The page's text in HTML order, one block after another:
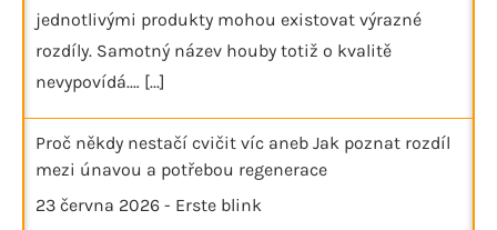
jednotlivými produkty mohou existovat výrazné
rozdíly. Samotný název houby totiž o kvalitě
nevypovídá.… [...]
Proč někdy nestačí cvičit víc aneb Jak poznat rozdíl
mezi únavou a potřebou regenerace
23 června 2026 - Erste blink